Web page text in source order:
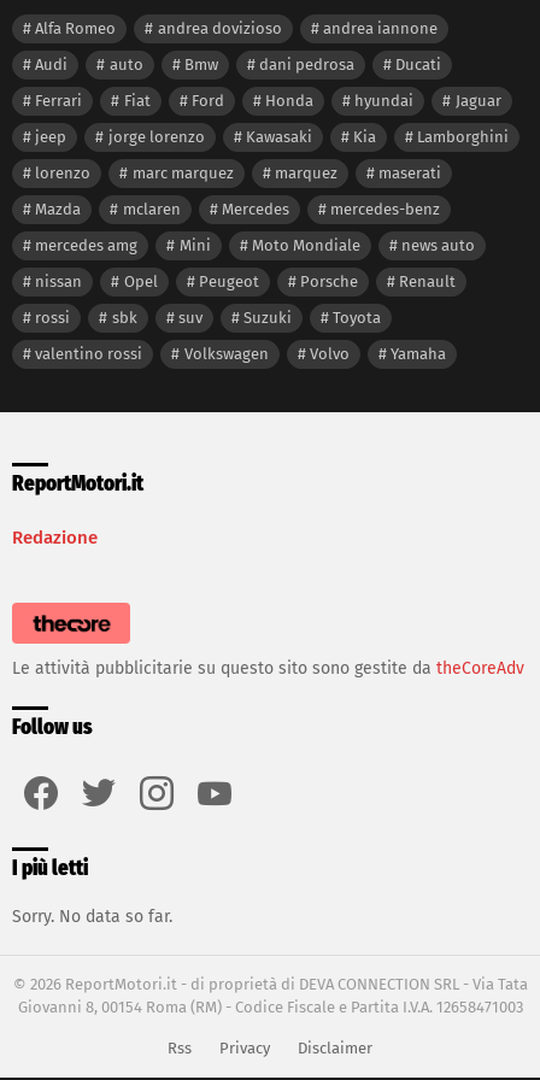
Alfa Romeo andrea dovizioso
andrea iannone
Audi
auto Bmw dani pedrosa
Ducati
Ferrari
Fiat Ford Honda hyundai
Jaguar
jeep
jorge lorenzo Kawasaki Kia
Lamborghini
lorenzo
marc marquez marquez
maserati
Mazda
mclaren Mercedes
mercedes-benz
mercedes amg
Mini Moto Mondiale
news auto
nissan
Opel Peugeot Porsche
Renault
rossi
sbk suv Suzuki
Toyota
valentino rossi
Volkswagen Volvo Yamaha
ReportMotori.it
Redazione
Le attività pubblicitarie su questo sito sono gestite da theCoreAdv
Follow us
I più letti
Sorry. No data so far.
© 2026 ReportMotori.it - di proprietà di DEVA CONNECTION SRL - Via Tata
Giovanni 8, 00154 Roma (RM) - Codice Fiscale e Partita I.V.A. 12658471003
Rss Privacy Disclaimer